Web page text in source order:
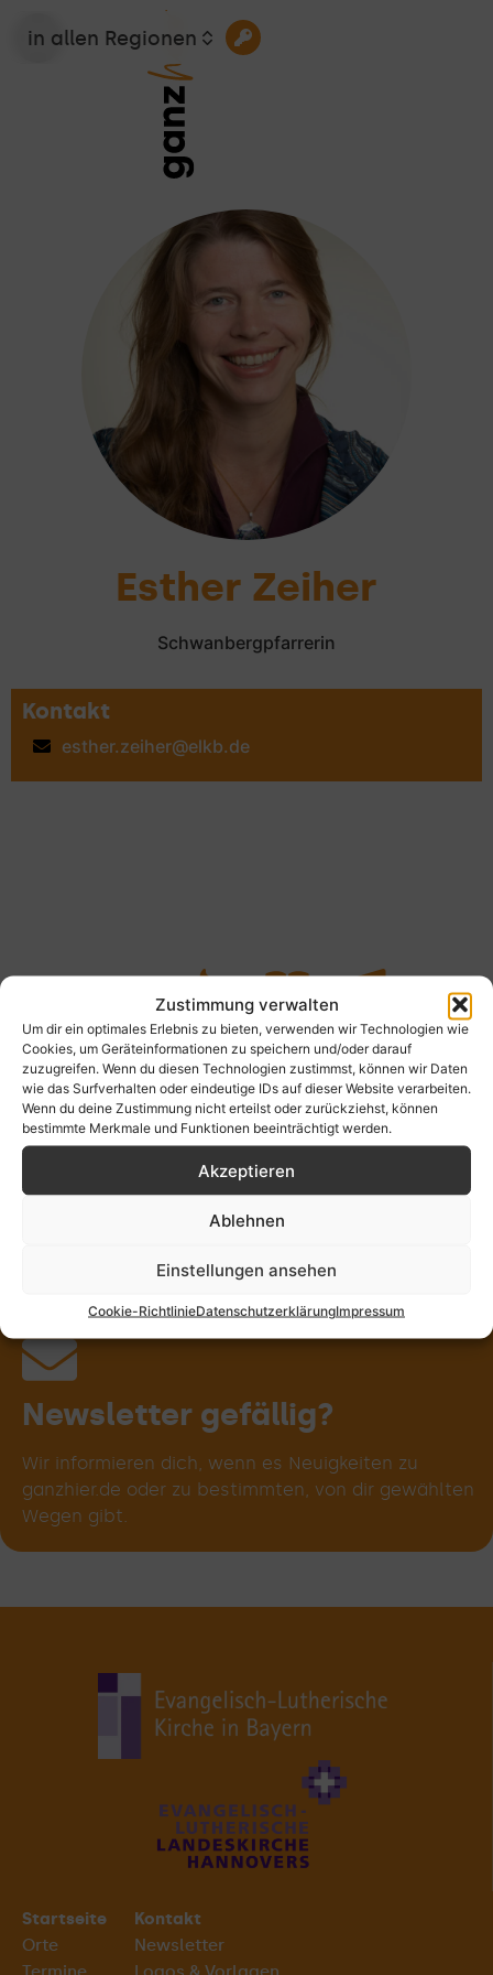
Zustimmung verwalten
Um dir ein optimales Erlebnis zu bieten, verwenden wir Technologien wie
Cookies, um Geräteinformationen zu speichern und/oder darauf
zuzugreifen. Wenn du diesen Technologien zustimmst, können wir Daten
wie das Surfverhalten oder eindeutige IDs auf dieser Website verarbeiten.
Wenn du deine Zustimmung nicht erteilst oder zurückziehst, können
bestimmte Merkmale und Funktionen beeinträchtigt werden.
Akzeptieren
Ablehnen
Einstellungen ansehen
Cookie-RichtlinieDatenschutzerklärungImpressum
in allen Regionen
Esther Zeiher
Schwanbergpfarrerin
Kontakt
esther.zeiher@elkb.de
Stille Rituale Wort Musik
Kunst
Gemein-
schaft
Gremien-
spiritualität
Natur
Verant-
Persön-
Meditation
Kloster
Exerzitien
Gebet
Segen
Taufe
Abendmahl
Übergangs-
Jahres-
Bibel
Theologie
Wortkunst
Journaling
Chor
Posaunen-
Orgel
Pop
Worship
Gregorianik
Taizé
Kirchenraum
Meditatives
Bible Art
Gottesdienst
Gemeinsam
Circling
beGEISTert
Prozess-
Geist &
XXL
Berg-
Pilgern
Natur-
Wilde
Keltische
Körper-
Yoga
Qi Gong
Tanz
Fasten
Sport
Motorrad
Weltver-
Schöpfungs-
Identitäten &
Persönlichkeits-
Geistliche
Seelsorge
Erzähle
Weg!
Teste deinen
Newsletter gefällig?
Wir informieren dich, wenn es Neuigkeiten zu
ganzhier.de oder zu bestimmten, von dir gewählten
Wegen gibt.
Startseite
Orte
Kontakt
Newsletter